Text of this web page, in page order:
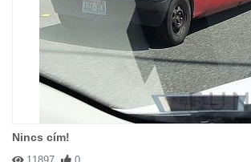
Nincs cím!